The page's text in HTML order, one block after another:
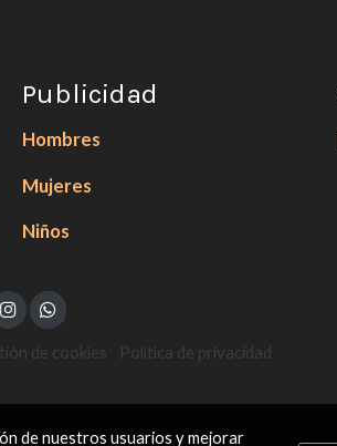
Publicidad
Hombres
Mujeres
Niños
de cookies Política de privacidad
de nuestros usuarios y mejorar